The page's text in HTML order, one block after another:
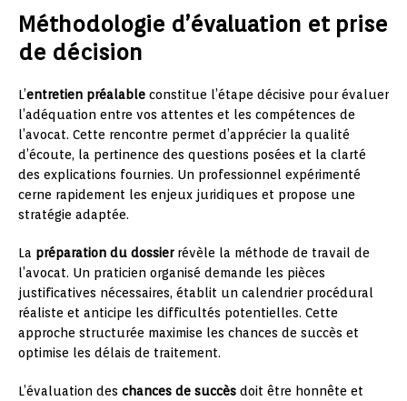
Méthodologie d’évaluation et prise
de décision
L’entretien préalable constitue l’étape décisive pour évaluer
l’adéquation entre vos attentes et les compétences de
l’avocat. Cette rencontre permet d’apprécier la qualité
d’écoute, la pertinence des questions posées et la clarté
des explications fournies. Un professionnel expérimenté
cerne rapidement les enjeux juridiques et propose une
stratégie adaptée.
La préparation du dossierrévèle la méthode de travail de
l’avocat. Un praticien organisé demande les pièces
justificatives nécessaires, établit un calendrier procédural
réaliste et anticipe les difficultés potentielles. Cette
approche structurée maximise les chances de succès et
optimise les délais de traitement.
L’évaluation des chances de succès doit être honnête et